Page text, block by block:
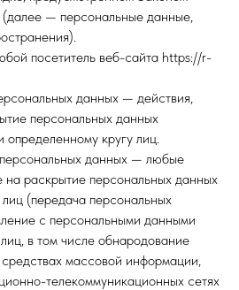
— персональные данные,
посетитель веб-сайта https://r-
данных — действия,
персональных данных
определенному кругу лиц.
данных — любые
на раскрытие персональных данных
(передача персональных
с персональными данными
в том числе обнародование
массовой информации,
телекоммуникационных сетях